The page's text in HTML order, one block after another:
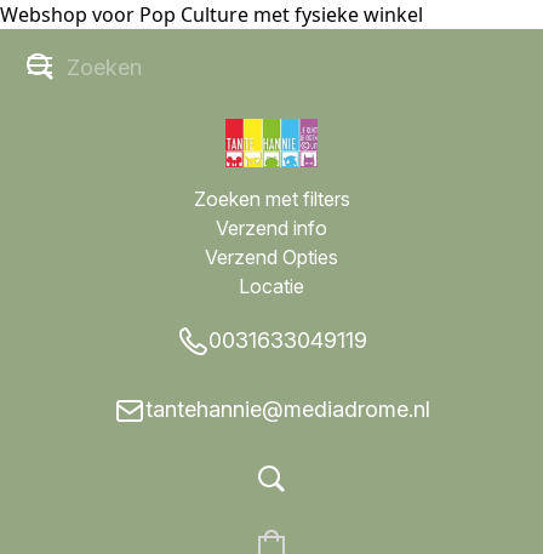
Webshop voor Pop Culture met fysieke winkel
Zoeken met filters
Verzend info
Verzend Opties
Locatie
0031633049119
tantehannie@mediadrome.nl